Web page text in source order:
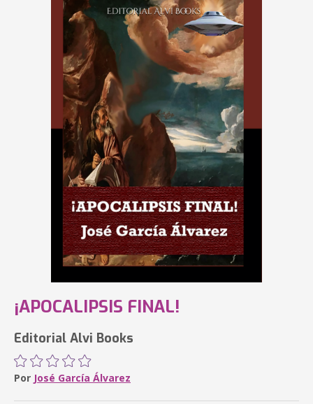
¡APOCALIPSIS FINAL!
Editorial Alvi Books
Por José García Álvarez